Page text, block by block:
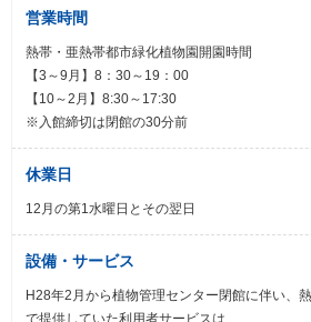
営業時間
熱帯・亜熱帯都市緑化植物園開園時間
【3～9月】8：30～19：00
【10～2月】8:30～17:30
※入館締切は閉館の30分前
休業日
12月の第1水曜日とその翌日
設備・サービス
H28年2月から植物管理センター閉館に伴い、
で提供していた利用者サービスは、